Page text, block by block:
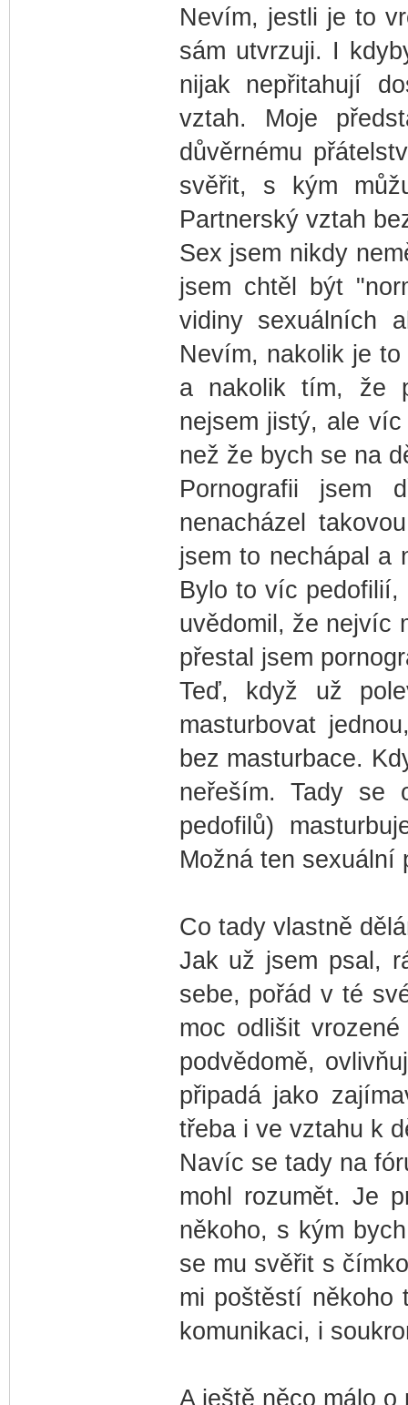
Nevím, jestli je to
sám utvrzuji. I
nijak nepřitahují
vztah. Moje
důvěrnému
svěřit, s kým
Partnerský vztah
Sex jsem nikdy
jsem chtěl být
vidiny sexuálních
Nevím, nakolik je
a nakolik tím, že
nejsem jistý, ale
než že bych se na
Pornografii jsem
nenacházel
jsem to nechápal a
Bylo to víc pedofilií,
uvědomil, že nejvíc
přestal jsem
Teď, když už
masturbovat
bez masturbace.
neřeším. Tady se
pedofilů)
Možná ten sexuální
Co tady vlastně
Jak už jsem psal,
sebe, pořád v té
moc odlišit
podvědomě,
připadá jako
třeba i ve vztahu k
Navíc se tady na
mohl rozumět. Je
někoho, s kým
se mu svěřit s
mi poštěstí někoho
komunikaci, i
A ještě něco málo o